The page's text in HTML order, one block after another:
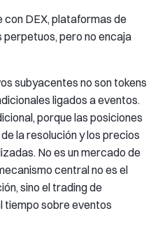
DEX, plataformas de
pero no encaja
subyacentes no son tokens
ligados a eventos.
porque las posiciones
la resolución y los precios
No es un mercado de
central no es el
sino el trading de
tiempo sobre eventos